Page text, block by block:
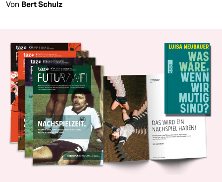
Von Bert Schulz